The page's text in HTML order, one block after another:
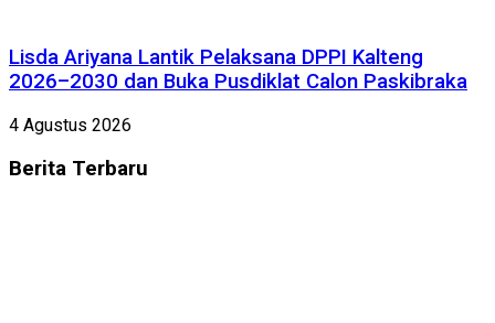
Lisda Ariyana Lantik Pelaksana DPPI Kalteng
2026–2030 dan Buka Pusdiklat Calon Paskibraka
4 Agustus 2026
Berita Terbaru